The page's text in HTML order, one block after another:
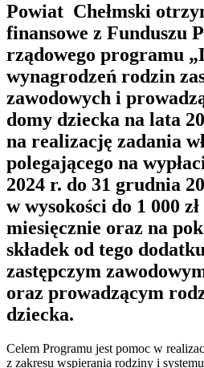
Powiat Chełmski
finansowe z Funduszu
rządowego programu
wynagrodzeń rodzin
zawodowych i
domy dziecka na lata
na realizację zadania
polegającego na
2024 r. do 31 grudnia
w wysokości do 1 000
miesięcznie oraz na
składek od tego
zastępczym
oraz prowadzącym
dziecka.
Celem Programu jest pomoc w
z zakresu wspierania rodziny i